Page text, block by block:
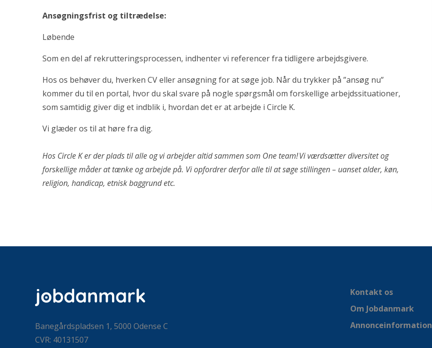
Ansøgningsfrist og tiltrædelse:
Løbende
Som en del af rekrutteringsprocessen, indhenter vi referencer fra tidligere arbejdsgivere.
Hos os behøver du, hverken CV eller ansøgning for at søge job. Når du trykker på ”ansøg nu”
kommer du til en portal, hvor du skal svare på nogle spørgsmål om forskellige arbejdssituationer,
som samtidig giver dig et indblik i, hvordan det er at arbejde i Circle K.
Vi glæder os til at høre fra dig.
Hos Circle K er der plads til alle og vi arbejder altid sammen som One team! Vi værdsætter diversitet og
forskellige måder at tænke og arbejde på. Vi opfordrer derfor alle til at søge stillingen – uanset alder, køn,
religion, handicap, etnisk baggrund etc.
Banegårdspladsen 1, 5000 Odense C
CVR: 40131507
Kontakt os
Om Jobdanmark
Annonceinformation